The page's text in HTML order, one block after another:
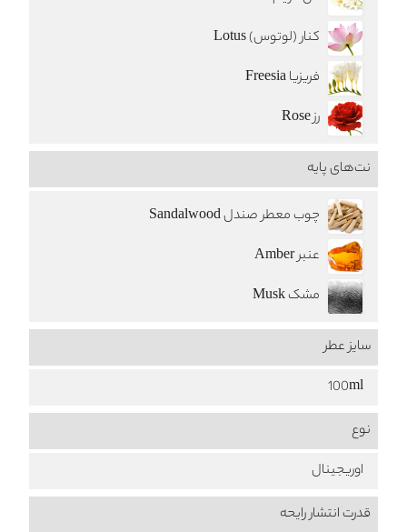
کنار (لوتوس) Lotus
فریزیا Freesia
رز Rose
نت‌های پایه
چوب معطر صندل Sandalwood
عنبر Amber
مشک Musk
سایز عطر
100ml
نوع
اوریجینال
قدرت انتشار رایحه